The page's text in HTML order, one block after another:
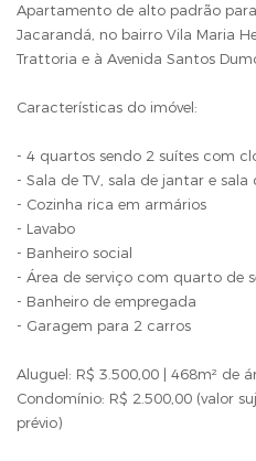
Apartamento de alto padrão
Jacarandá, no bairro Vila Maria
Trattoria e à Avenida Santos
Características do imóvel:
- 4 quartos sendo 2 suítes com
- Sala de TV, sala de jantar e
- Cozinha rica em armários
- Lavabo
- Banheiro social
- Área de serviço com quarto de
- Banheiro de empregada
- Garagem para 2 carros
Aluguel: R$ 3.500,00 | 468m² de
Condomínio: R$ 2.500,00 (valor
prévio)